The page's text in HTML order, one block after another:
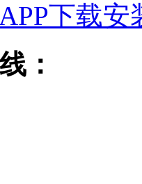
下载安
：